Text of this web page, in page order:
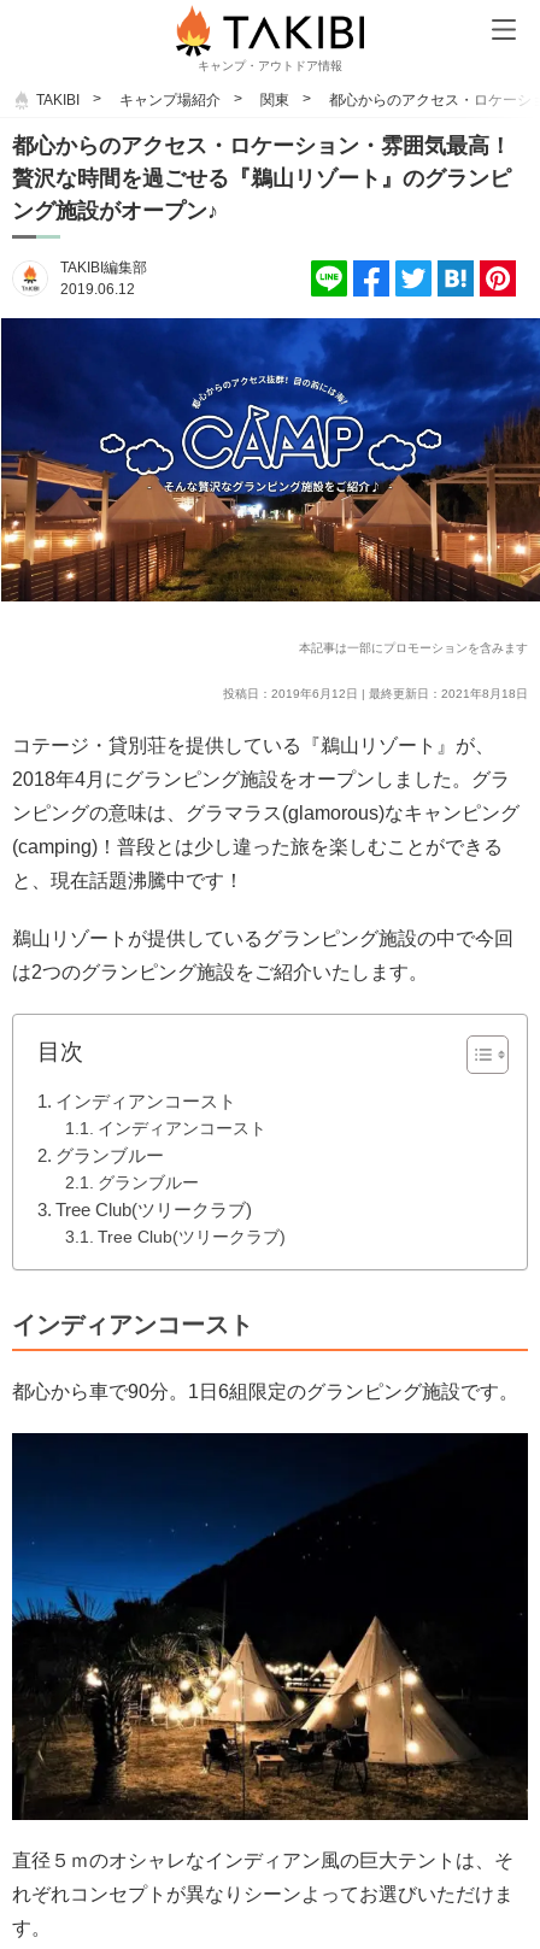
キャンプ・アウトドア情報
TAKIBI キャンプ場紹介 関東 都心からのアクセス・ロケーシ
都心からのアクセス・ロケーション・雰囲気最高！
贅沢な時間を過ごせる『鵜山リゾート』のグランピ
ング施設がオープン♪
TAKIBI編集部
2019.06.12
本記事は一部にプロモーションを含みます
投稿日：2019年6月12日 | 最終更新日：2021年8月18日
コテージ・貸別荘を提供している『鵜山リゾート』が、
2018年4月にグランピング施設をオープンしました。グラ
ンピングの意味は、グラマラス(glamorous)なキャンピング
(camping)！普段とは少し違った旅を楽しむことができる
と、現在話題沸騰中です！
鵜山リゾートが提供しているグランピング施設の中で今回
は2つのグランピング施設をご紹介いたします。
目次
インディアンコースト
インディアンコースト
グランブルー
グランブルー
Tree Club(ツリークラブ)
Tree Club(ツリークラブ)
インディアンコースト
都心から車で90分。1日6組限定のグランピング施設です。
直径５ｍのオシャレなインディアン風の巨大テントは、そ
れぞれコンセプトが異なりシーンよってお選びいただけま
す。